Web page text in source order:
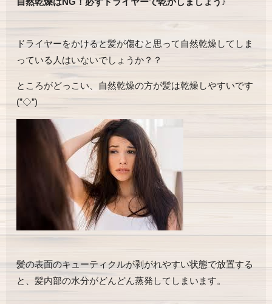
ドライヤーをかけると髪が傷むと思って自然乾燥してしま
っている人はいないでしょうか？？
ところがどっこい、自然乾燥の方が髪は乾燥しやすいです
(”◇”)ゞ
髪の表面のキューティクルが剥がれやすい状態で放置する
と、髪内部の水分がどんどん蒸発してしまいます。